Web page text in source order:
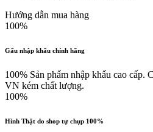
Hướng dẫn mua hàng
100%
Gấu nhập khẩu chính hãng
100% Sản phẩm nhập khẩu cao cấp.
VN kém chất lượng.
100%
Hình Thật do shop tự chụp 100%